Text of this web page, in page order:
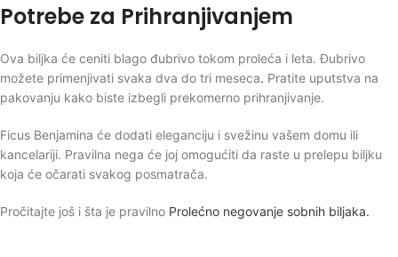
Potrebe za Prihranjivanjem
Ova biljka će ceniti blago đubrivo tokom proleća i leta. Đubrivo
možete primenjivati svaka dva do tri meseca. Pratite uputstva na
pakovanju kako biste izbegli prekomerno prihranjivanje.
Ficus Benjamina će dodati eleganciju i svežinu vašem domu ili
kancelariji. Pravilna nega će joj omogućiti da raste u prelepu biljku
koja će očarati svakog posmatrača.
Pročitajte još i šta je pravilno Prolećno negovanje sobnih biljaka.